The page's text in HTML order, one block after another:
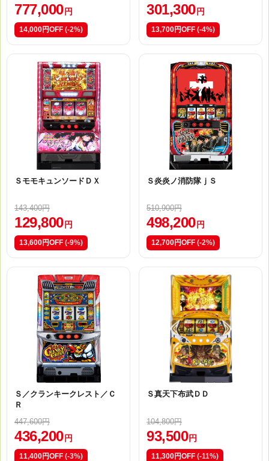
777,000 円
14,000円OFF (-2%)
301,300 円
13,700円OFF (-4%)
ＳモモキュンソードＤＸ
143,400円
129,800 円
13,600円OFF (-9%)
Ｓ炎炎ノ消防隊ｊＳ
510,900円
498,200 円
12,700円OFF (-2%)
Ｓ／クランキークレスト／Ｃ
Ｒ
447,600円
436,200 円
11,400円OFF (-3%)
Ｓ真天下布武ＤＤ
104,800円
93,500 円
11,300円OFF (-11%)